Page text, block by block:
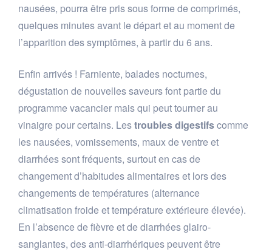
nausées, pourra être pris sous forme de comprimés,
quelques minutes avant le départ et au moment de
l’apparition des symptômes, à partir du 6 ans.
Enfin arrivés ! Farniente, balades nocturnes,
dégustation de nouvelles saveurs font partie du
programme vacancier mais qui peut tourner au
vinaigre pour certains. Lestroubles digestifscomme
les nausées, vomissements, maux de ventre et
diarrhées sont fréquents, surtout en cas de
changement d’habitudes alimentaires et lors des
changements de températures (alternance
climatisation froide et température extérieure élevée).
En l’absence de fièvre et de diarrhées glairo-
sanglantes, des anti-diarrhériques peuvent être